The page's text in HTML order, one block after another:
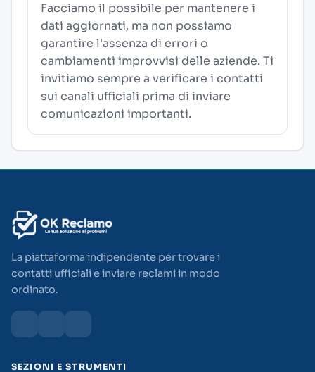
Facciamo il possibile per mantenere i
dati aggiornati, ma non possiamo
garantire l'assenza di errori o
cambiamenti improvvisi delle aziende. Ti
invitiamo sempre a verificare i contatti
sui canali ufficiali prima di inviare
comunicazioni importanti.
La piattaforma indipendente per trovare i
contatti ufficiali e inviare reclami in modo
ordinato.
SEZIONI E STRUMENTI